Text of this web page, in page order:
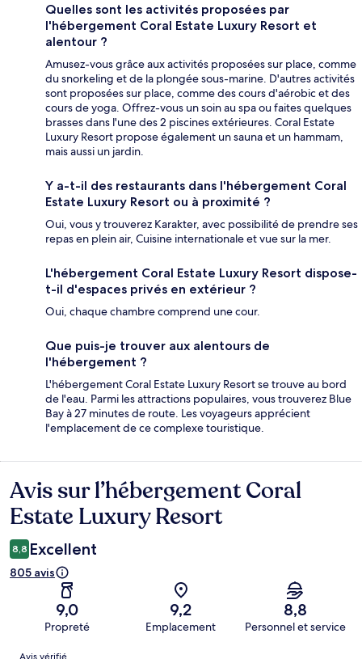
Quelles sont les activités proposées par
l'hébergement Coral Estate Luxury Resort et
alentour ?
Amusez-vous grâce aux activités proposées sur place, comme
du snorkeling et de la plongée sous-marine. D'autres activités
sont proposées sur place, comme des cours d'aérobic et des
cours de yoga. Offrez-vous un soin au spa ou faites quelques
brasses dans l'une des 2 piscines extérieures. Coral Estate
Luxury Resort propose également un sauna et un hammam,
mais aussi un jardin.
Y a-t-il des restaurants dans l'hébergement Coral
Estate Luxury Resort ou à proximité ?
Oui, vous y trouverez Karakter, avec possibilité de prendre ses
repas en plein air, Cuisine internationale et vue sur la mer.
L'hébergement Coral Estate Luxury Resort dispose-
t-il d'espaces privés en extérieur ?
Oui, chaque chambre comprend une cour.
Que puis-je trouver aux alentours de
l'hébergement ?
L'hébergement Coral Estate Luxury Resort se trouve au bord
de l'eau. Parmi les attractions populaires, vous trouverez Blue
Bay à 27 minutes de route. Les voyageurs apprécient
l'emplacement de ce complexe touristique.
Avis
Avis sur l’hébergement Coral
Estate Luxury Resort
8,8 Excellent
805 avis
9,0
Propreté
9,2
Emplacement
8,8
Personnel et service
Avis
Avis vérifié